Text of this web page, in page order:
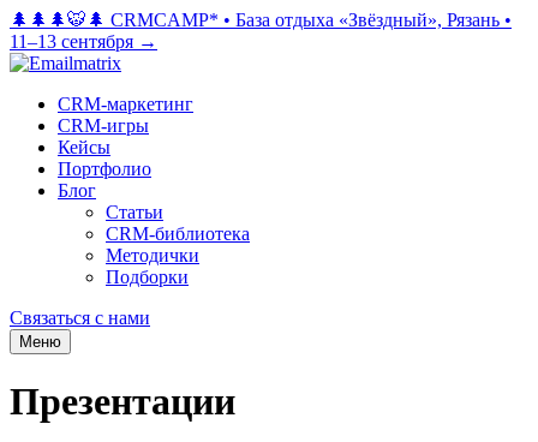
🌲🌲🌲🐯🌲 CRMCAMP* • База отдыха «Звёздный», Рязань •
11–13 сентября →
CRM-маркетинг
CRM-игры
Кейсы
Портфолио
Блог
Статьи
CRM-библиотека
Методички
Подборки
Связаться с нами
Меню
Презентации